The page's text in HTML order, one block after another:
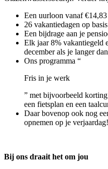
Een uurloon vanaf
26 vakantiedagen op
Een bijdrage aan je
Elk jaar 8% vakantiegeld
december als je langer
Ons programma “
Fris in je werk
” met bijvoorbeeld
een fietsplan en een
Daar bovenop ook nog
opnemen op je verjaardag!
Bij ons draait het om jou